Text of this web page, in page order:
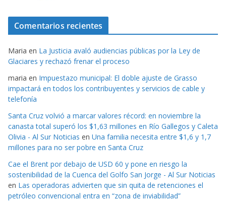
Comentarios recientes
Maria en La Justicia avaló audiencias públicas por la Ley de
Glaciares y rechazó frenar el proceso
maria en Impuestazo municipal: El doble ajuste de Grasso
impactará en todos los contribuyentes y servicios de cable y
telefonía
Santa Cruz volvió a marcar valores récord: en noviembre la
canasta total superó los $1,63 millones en Río Gallegos y Caleta
Olivia - Al Sur Noticias en Una familia necesita entre $1,6 y 1,7
millones para no ser pobre en Santa Cruz
Cae el Brent por debajo de USD 60 y pone en riesgo la
sostenibilidad de la Cuenca del Golfo San Jorge - Al Sur Noticias
en Las operadoras advierten que sin quita de retenciones el
petróleo convencional entra en “zona de inviabilidad”